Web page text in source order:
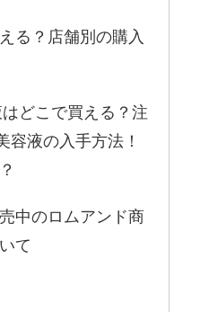
る？店舗別の購入
どこで買える？注
容液の入手方法！
中のロムアンド商
て